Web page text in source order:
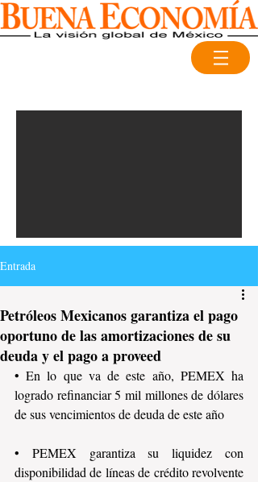
Entrada
Petróleos Mexicanos garantiza el pago
oportuno de las amortizaciones de su
deuda y el pago a proveed
• En lo que va de este año, PEMEX ha
logrado refinanciar 5 mil millones de dólares
de sus vencimientos de deuda de este año
• PEMEX garantiza su liquidez con
disponibilidad de líneas de crédito revolvente